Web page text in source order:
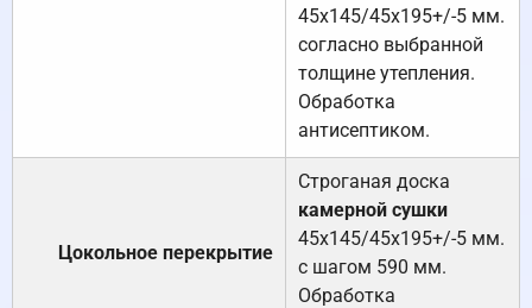
45х145/45х195+/-5 мм.
согласно выбранной
толщине утепления.
Обработка
антисептиком.
Цокольное перекрытие
Строганая доска
камерной сушки
45х145/45х195+/-5 мм.
с шагом 590 мм.
Обработка